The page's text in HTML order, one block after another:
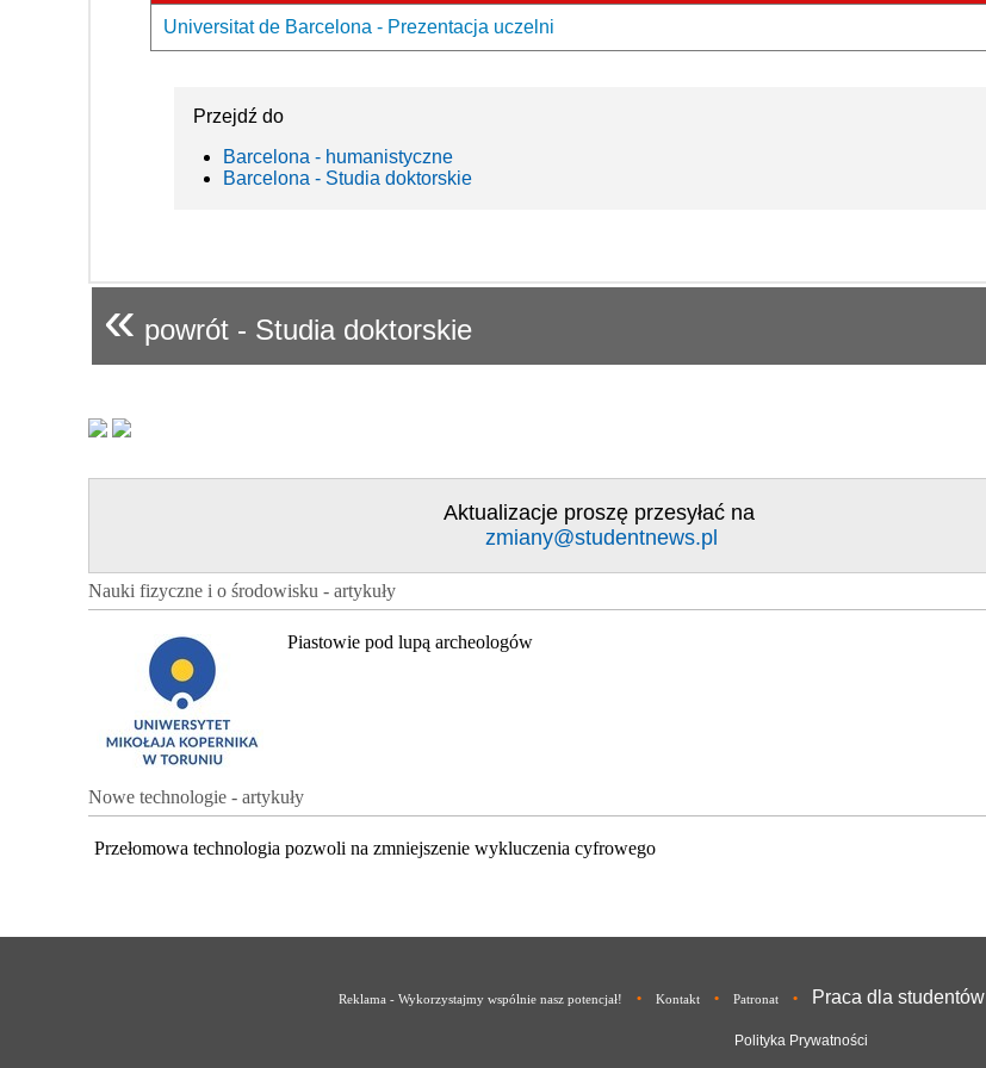
Universitat de Barcelona - Prezentacja uczelni
Przejdź do
Barcelona - humanistyczne
Barcelona - Studia doktorskie
« powrót - Studia doktorskie
Aktualizacje proszę przesyłać na
zmiany@studentnews.pl
Nauki fizyczne i o środowisku - artykuły
Piastowie pod lupą archeologów
Nowe technologie - artykuły
Przełomowa technologia pozwoli na zmniejszenie wykluczenia cyfrowego
Reklama - Wykorzystajmy wspólnie nasz potencjał! • Kontakt • Patronat • Praca dla studentów
Polityka Prywatności